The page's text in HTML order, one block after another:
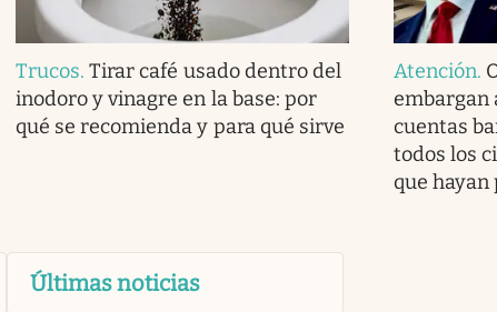
Trucos.Tirar café usado dentro del
inodoro y vinagre en la base: por
qué se recomienda y para qué sirve
Atención.
embargan
cuentas
todos los
que
Últimas noticias